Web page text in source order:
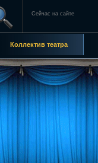
Сейчас на сайте
Коллектив театра